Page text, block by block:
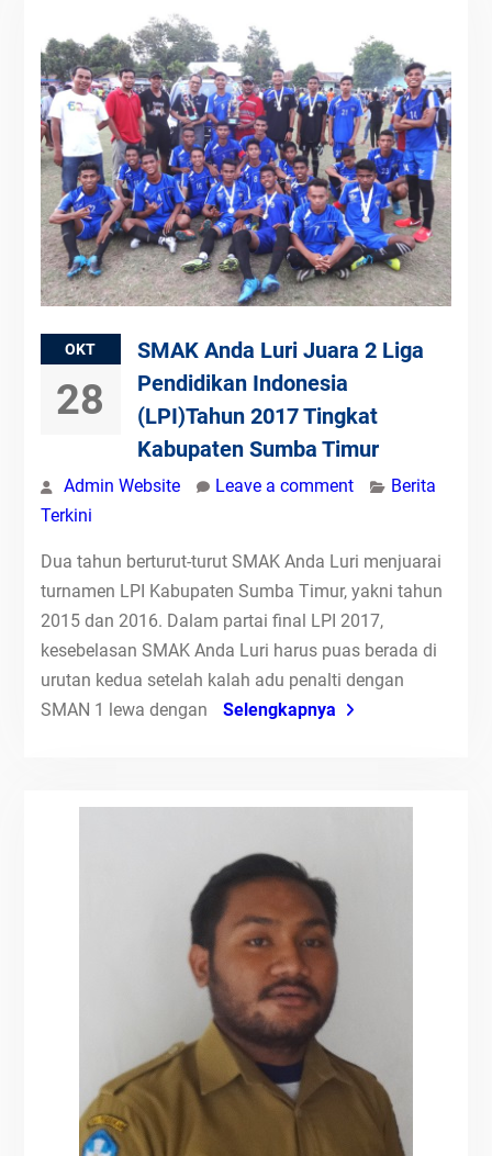
OKT
28
SMAK Anda Luri Juara 2 Liga
Pendidikan Indonesia
(LPI)Tahun 2017 Tingkat
Kabupaten Sumba Timur
Admin Website Leave a comment
Berita
Terkini
Dua tahun berturut-turut SMAK Anda Luri menjuarai
turnamen LPI Kabupaten Sumba Timur, yakni tahun
2015 dan 2016. Dalam partai final LPI 2017,
kesebelasan SMAK Anda Luri harus puas berada di
urutan kedua setelah kalah adu penalti dengan
SMAN 1 lewa dengan
Selengkapnya